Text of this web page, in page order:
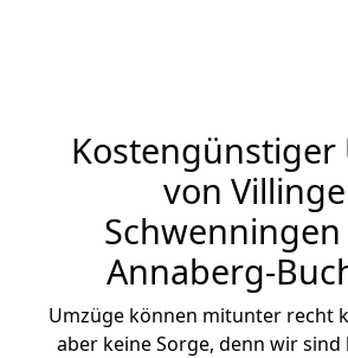
Kostengünstiger
von
Annaberg-
Umzüge können mitunter recht
aber keine Sorge, denn wir sind